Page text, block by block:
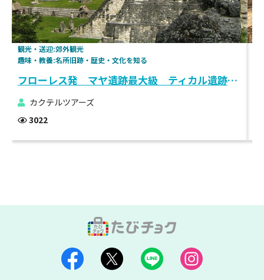
観光・送迎:郊外観光
趣味・教養:名所旧跡・歴史・文化を知る
フローレス発 マヤ遺跡最大級 ティカル遺跡1日観光
カクテルツアーズ
3022